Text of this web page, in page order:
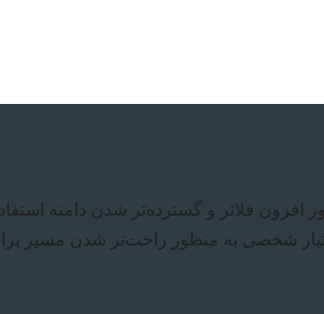
افزون فلاتر و گسترده‌تر شدن دامنه
شخصی به منظور راحت‌تر شدن مسیر